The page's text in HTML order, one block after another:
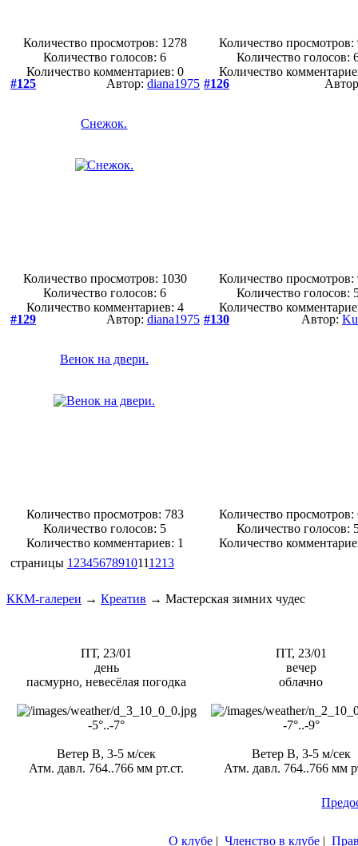
Количество просмотров: 1278
Количество голосов:6
Количество комментариев: 0
Количество просмотров:
Количество голосов:
Количество
#125
Автор: diana1975
Снежок.
Количество просмотров: 1030
Количество голосов:6
Количество комментариев: 4
#126
Количество просмотров:
Количество голосов:
Количество
#129
Автор: diana1975
Венок на двери.
Количество просмотров: 783
Количество голосов: 5
Количество комментариев: 1
#130 Автор:
Количество просмотров:
Количество голосов:
Количество
страницы 1 2345678910111213
ККМ-галереи → Креатив → Мастерская зимних чудес
ПТ, 23/01
день
пасмурно, невесёлая погодка
-5°..-7°
Ветер В, 3-5 м/сек
Атм. давл. 764..766 мм рт.ст.
ПТ, 23/01
вечер
облачно
-7°..-9°
Ветер В, 3-5 м/сек
Атм. давл. 764..766 мм
О клубе | Членство в клубе |